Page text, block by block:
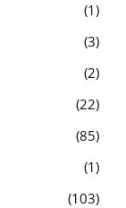
1
3
2
22
85
1
103